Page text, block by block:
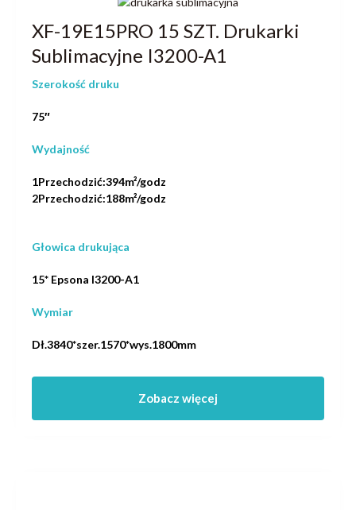
XF-19E15PRO 15 SZT. Drukarki
Sublimacyjne I3200-A1
Szerokość druku
75″
Wydajność
1Przechodzić:394m²/godz
2Przechodzić:188m²/godz
Głowica drukująca
15* Epsona I3200-A1
Wymiar
Dł.3840*szer.1570*wys.1800mm
Zobacz więcej